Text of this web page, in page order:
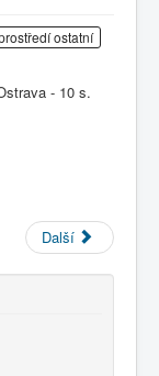
ostatní
- 10 s.
Další